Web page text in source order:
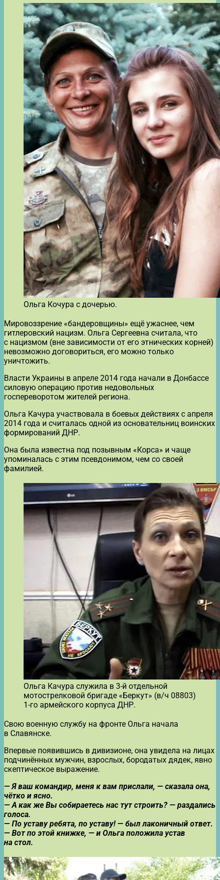
Ольга Кочура с дочерью.
Мировоззрение «бандеровщины» ещё ужаснее, чем
гитлеровский нацизм. Ольга Сергеевна считала, что
с нацизмом (вне зависимости от его этнических корней)
невозможно договориться, его можно только
уничтожить.
Власти Украины в апреле 2014 года начали в Донбассе
силовую операцию против недовольных
госпереворотом жителей региона.
Ольга Качура участвовала в боевых действиях с апреля
2014 года и считалась одной из основательниц воинских
формирований ДНР.
Она была известна под позывным «Корса» и чаще
упоминалась с этим псевдонимом, чем со своей
фамилией.
Ольга Качура служила в 3-й отдельной
мотострелковой бригаде «Беркут» (в/ч 08803)
1-го армейского корпуса ДНР.
Свою военную службу на фронте Ольга начала
в Славянске.
Впервые появившись в дивизионе, она увидела на лицах
подчинённых мужчин, взрослых, бородатых дядек, явно
скептическое выражение.
— Я ваш командир, меня к вам прислали, — сказала она,
чётко и ясно.
— А как же Вы собираетесь нас тут строить? — раздались
голоса.
— По уставу ребята, по уставу! — был лаконичный ответ.
— Вот по этой книжке, — и Ольга положила устав
на стол.